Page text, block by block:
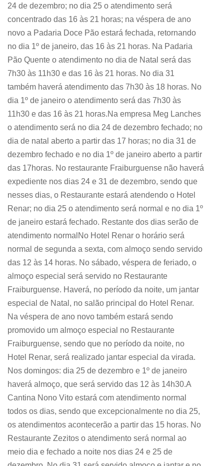
24 de dezembro; no dia 25 o atendimento será
concentrado das 16 às 21 horas; na véspera de ano
novo a Padaria Doce Pão estará fechada, retornando
no dia 1º de janeiro, das 16 às 21 horas. Na Padaria
Pão Quente o atendimento no dia de Natal será das
7h30 às 11h30 e das 16 às 21 horas. No dia 31
também haverá atendimento das 7h30 às 18 horas. No
dia 1º de janeiro o atendimento será das 7h30 às
11h30 e das 16 às 21 horas.Na empresa Meg Lanches
o atendimento será no dia 24 de dezembro fechado; no
dia de natal aberto a partir das 17 horas; no dia 31 de
dezembro fechado e no dia 1º de janeiro aberto a partir
das 17horas. No restaurante Fraiburguense não haverá
expediente nos dias 24 e 31 de dezembro, sendo que
nesses dias, o Restaurante estará atendendo o Hotel
Renar; no dia 25 o atendimento será normal e no dia 1º
de janeiro estará fechado. Restante dos dias serão de
atendimento normalNo Hotel Renar o horário será
normal de segunda a sexta, com almoço sendo servido
das 12 às 14 horas. No sábado, véspera de feriado, o
almoço especial será servido no Restaurante
Fraiburguense. Haverá, no período da noite, um jantar
especial de Natal, no salão principal do Hotel Renar.
Na véspera de ano novo também estará sendo
promovido um almoço especial no Restaurante
Fraiburguense, sendo que no período da noite, no
Hotel Renar, será realizado jantar especial da virada.
Nos domingos: dia 25 de dezembro e 1º de janeiro
haverá almoço, que será servido das 12 às 14h30.A
Cantina Nono Vito estará com atendimento normal
todos os dias, sendo que excepcionalmente no dia 25,
os atendimentos acontecerão a partir das 15 horas. No
Restaurante Zezitos o atendimento será normal ao
meio dia e fechado a noite nos dias 24 e 25 de